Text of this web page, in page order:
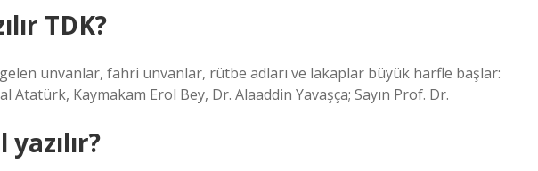
TDK?
unvanlar, fahri unvanlar, rütbe adları ve lakaplar büyük harfle başlar:
Atatürk, Kaymakam Erol Bey, Dr. Alaaddin Yavaşça; Sayın Prof. Dr.
yazılır?